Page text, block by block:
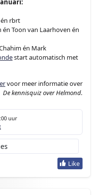
rbrt
Toon van Laarhoven én
én Mark
start automatisch met
voor meer informatie over
De kennisquiz over Helmond.
uur